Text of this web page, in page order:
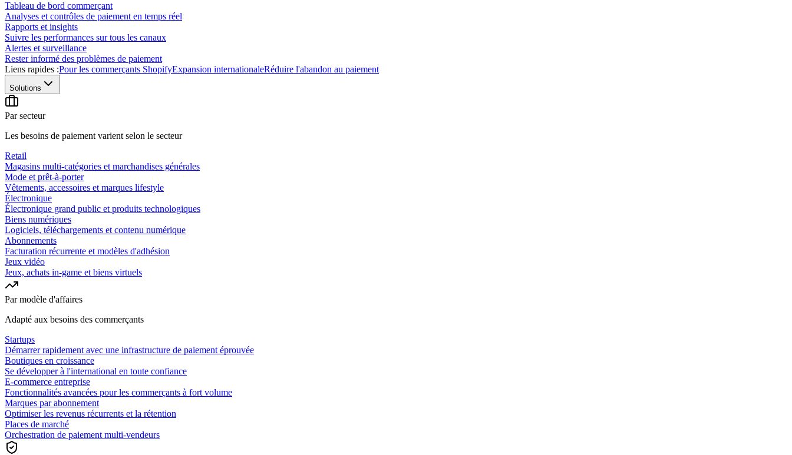
Tableau de bord commerçant
Analyses et contrôles de paiement en temps réel
Rapports et insights
Suivre les performances sur tous les canaux
Alertes et surveillance
Rester informé des problèmes de paiement
Liens rapides :Pour les commerçants ShopifyExpansion internationaleRéduire l'abandon au paiement
Solutions
Par secteur
Les besoins de paiement varient selon le secteur
Retail
Magasins multi-catégories et marchandises générales
Mode et prêt-à-porter
Vêtements, accessoires et marques lifestyle
Électronique
Électronique grand public et produits technologiques
Biens numériques
Logiciels, téléchargements et contenu numérique
Abonnements
Facturation récurrente et modèles d'adhésion
Jeux vidéo
Jeux, achats in-game et biens virtuels
Par modèle d'affaires
Adapté aux besoins des commerçants
Startups
Démarrer rapidement avec une infrastructure de paiement éprouvée
Boutiques en croissance
Se développer à l'international en toute confiance
E-commerce entreprise
Fonctionnalités avancées pour les commerçants à fort volume
Marques par abonnement
Optimiser les revenus récurrents et la rétention
Places de marché
Orchestration de paiement multi-vendeurs